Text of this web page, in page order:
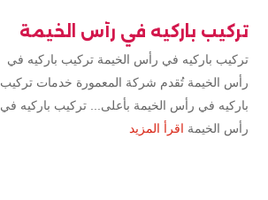
تركيب باركيه في رأس الخيمة
تركيب باركيه في رأس الخيمة تركيب باركيه في
رأس الخيمة تُقدم شركة المعمورة خدمات تركيب
باركيه في رأس الخيمة بأعلى... تركيب باركيه في
رأس الخيمة اقرأ المزيد